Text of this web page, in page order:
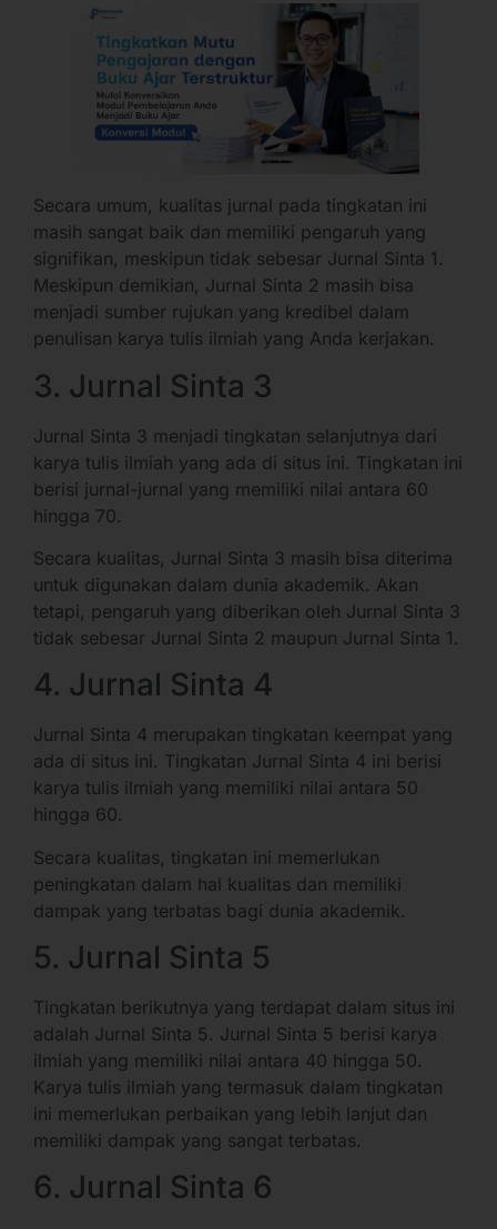
Secara umum, kualitas jurnal pada tingkatan ini
masih sangat baik dan memiliki pengaruh yang
signifikan, meskipun tidak sebesar Jurnal Sinta 1.
Meskipun demikian, Jurnal Sinta 2 masih bisa
menjadi sumber rujukan yang kredibel dalam
penulisan karya tulis ilmiah yang Anda kerjakan.
3. Jurnal Sinta 3
Jurnal Sinta 3 menjadi tingkatan selanjutnya dari
karya tulis ilmiah yang ada di situs ini. Tingkatan ini
berisi jurnal-jurnal yang memiliki nilai antara 60
hingga 70.
Secara kualitas, Jurnal Sinta 3 masih bisa diterima
untuk digunakan dalam dunia akademik. Akan
tetapi, pengaruh yang diberikan oleh Jurnal Sinta 3
tidak sebesar Jurnal Sinta 2 maupun Jurnal Sinta 1.
4. Jurnal Sinta 4
Jurnal Sinta 4 merupakan tingkatan keempat yang
ada di situs ini. Tingkatan Jurnal Sinta 4 ini berisi
karya tulis ilmiah yang memiliki nilai antara 50
hingga 60.
Secara kualitas, tingkatan ini memerlukan
peningkatan dalam hal kualitas dan memiliki
dampak yang terbatas bagi dunia akademik.
5. Jurnal Sinta 5
Tingkatan berikutnya yang terdapat dalam situs ini
adalah Jurnal Sinta 5. Jurnal Sinta 5 berisi karya
ilmiah yang memiliki nilai antara 40 hingga 50.
Karya tulis ilmiah yang termasuk dalam tingkatan
ini memerlukan perbaikan yang lebih lanjut dan
memiliki dampak yang sangat terbatas.
6. Jurnal Sinta 6